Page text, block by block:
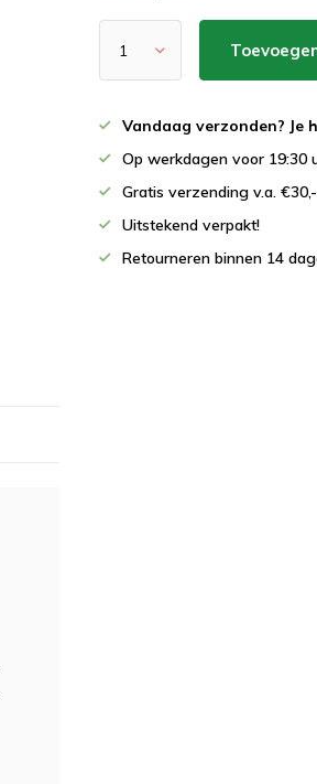
Vandaag verzonden? Je
Op werkdagen voor 19:30
Gratis verzending v.a.
Uitstekend verpakt!
Retourneren binnen 14